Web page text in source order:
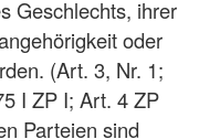
Geschlechts, ihrer
oder
(Art. 3, Nr. 1;
I ZP I; Art. 4 ZP
Parteien sind